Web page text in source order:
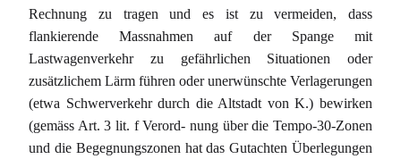
Rechnung zu tragen und es ist zu vermeiden, dass
flankierende Massnahmen auf der Spange mit
Lastwagenverkehr zu gefährlichen Situationen oder
zusätzlichem Lärm führen oder unerwünschte Verlagerungen
(etwa Schwerverkehr durch die Altstadt von K.) bewirken
(gemäss Art. 3 lit. f Verord- nung über die Tempo-30-Zonen
und die Begegnungszonen hat das Gutachten Überlegungen